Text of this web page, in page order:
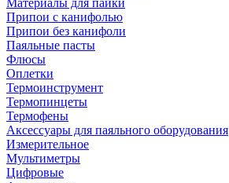
Материалы для пайки
Припои с канифолью
Припои без канифоли
Паяльные пасты
Флюсы
Оплетки
Термоинструмент
Термопинцеты
Термофены
Аксессуары для паяльного оборудования
Измерительное
Мультиметры
Цифровые